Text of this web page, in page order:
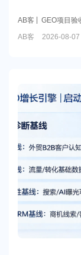
AB客 GEO项目验
AB客 2026-08-07